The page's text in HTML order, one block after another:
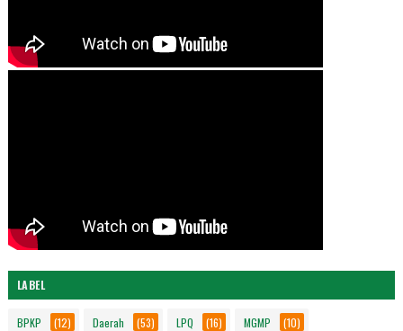
LABEL
BPKP (12) Daerah (53) LPQ (16) MGMP (10)